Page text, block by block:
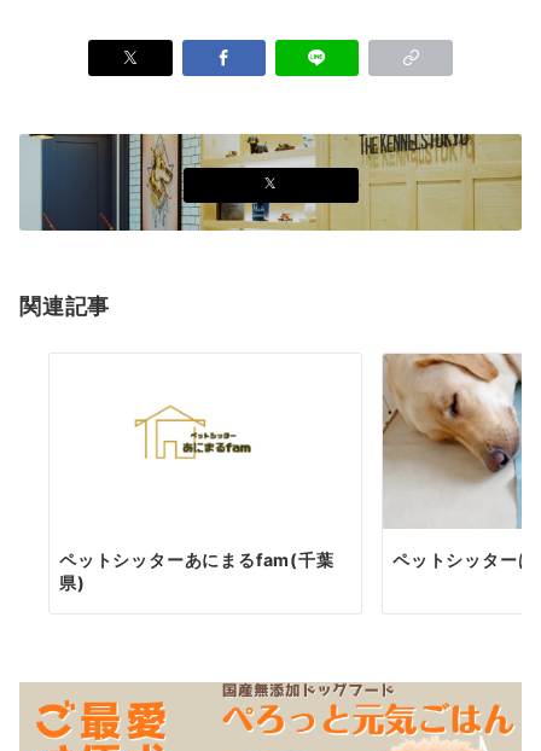
関連記事
ペットシッターあにまるfam(千葉
県)
ペットシッター